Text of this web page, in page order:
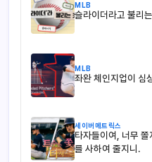
MLB
슬라이더라고 불리
MLB
좌완 체인지업이 심
세이버메트릭스
타자들이여, 너무
를 사하여 줄지니.